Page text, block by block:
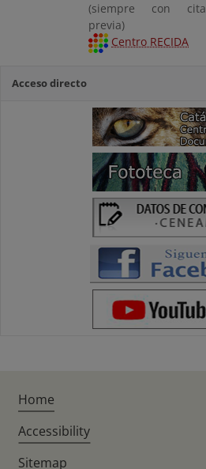
(siempre con cita
previa)
Centro RECIDA
Acceso directo
Home
Accessibility
Sitemap